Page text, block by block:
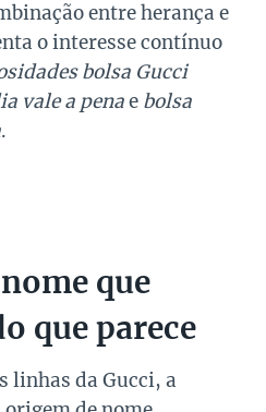
entre herança e
o interesse contínuo
bolsa Gucci
vale a penae bolsa
.
que
que parece
linhas da Gucci, a